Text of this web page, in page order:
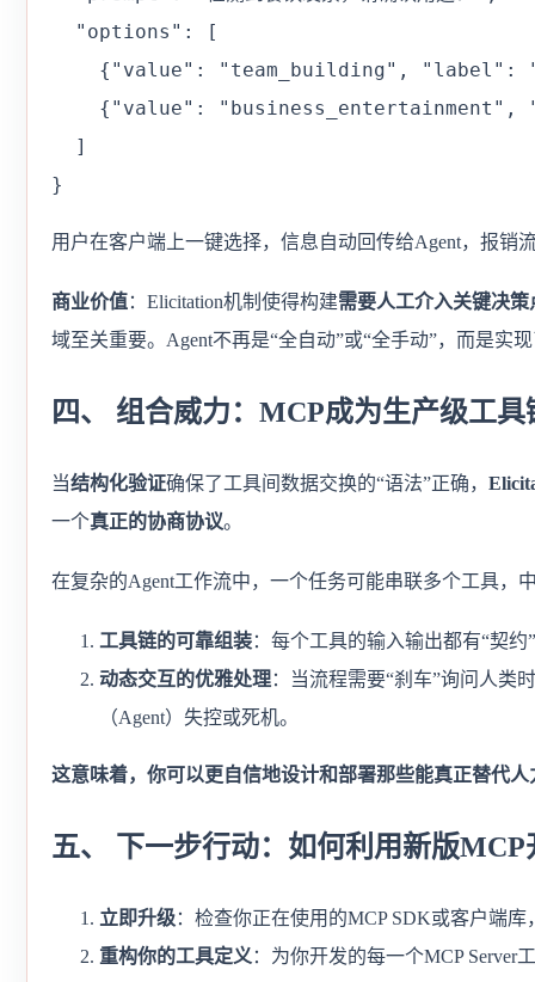
  "options": [
{"value": "team_building", "label": "
{"value": "business_entertainment",
  ]
}
用户在客户端上一键选择，信息自动回传给Agent，报销
商业价值：Elicitation机制使得构建需要人工介入关键决
域至关重要。Agent不再是“全自动”或“全手动”，而是实
四、 组合威力：MCP成为生产级工
当结构化验证确保了工具间数据交换的“语法”正确，
一个真正的协商协议。
在复杂的Agent工作流中，一个任务可能串联多个工具，
工具链的可靠组装：每个工具的输入输出都有“契
动态交互的优雅处理：当流程需要“刹车”询问人类
（Agent）失控或死机。
这意味着，你可以更自信地设计和部署那些能真正替代
五、 下一步行动：如何利用新版
立即升级：检查你正在使用的MCP SDK或客户端
重构你的工具定义 ：为你开发的每一个MCP Server